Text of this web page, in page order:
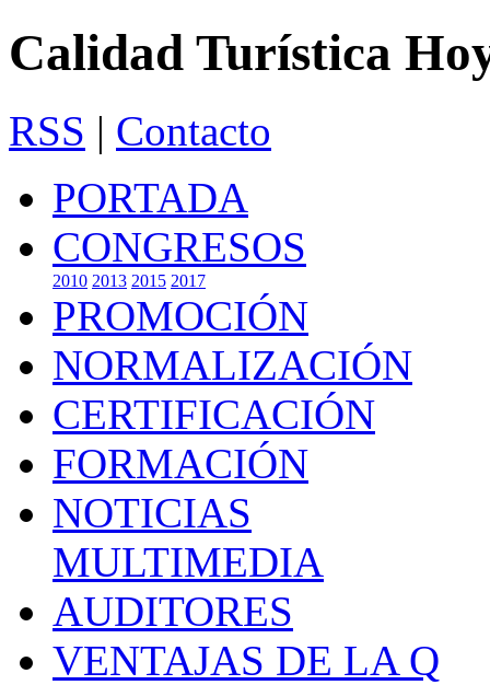
Calidad Turística
RSS | Contacto
PORTADA
CONGRESOS
2010 2013 2015 2017
PROMOCIÓN
NORMALIZACIÓN
CERTIFICACIÓN
FORMACIÓN
NOTICIAS
MULTIMEDIA
AUDITORES
VENTAJAS DE LA Q